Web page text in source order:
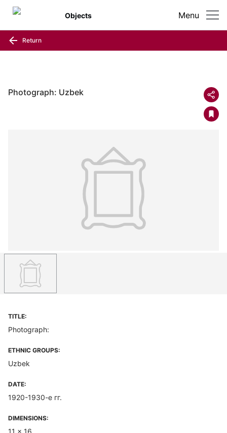
Menu
Objects
Return
Photograph: Uzbek
TITLE:
Photograph:
ETHNIC GROUPS:
Uzbek
DATE:
1920-1930-е гг.
DIMENSIONS:
11 x 16